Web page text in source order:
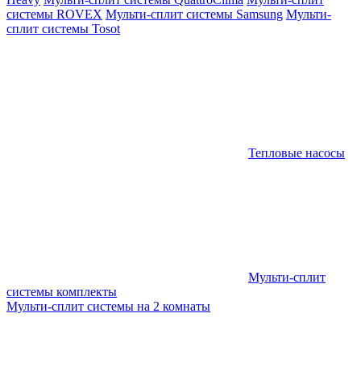
системы ROVEX Мульти-сплит системы Samsung Мульти-
сплит системы Tosot
Тепловые насосы
Мульти-сплит
системы комплекты
Мульти-сплит системы на 2 комнаты